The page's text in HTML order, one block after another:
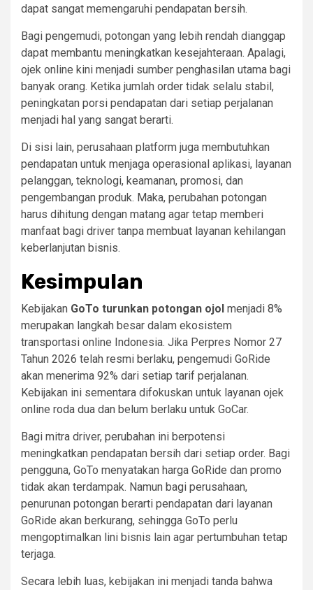
dapat sangat memengaruhi pendapatan bersih.
Bagi pengemudi, potongan yang lebih rendah dianggap
dapat membantu meningkatkan kesejahteraan. Apalagi,
ojek online kini menjadi sumber penghasilan utama bagi
banyak orang. Ketika jumlah order tidak selalu stabil,
peningkatan porsi pendapatan dari setiap perjalanan
menjadi hal yang sangat berarti.
Di sisi lain, perusahaan platform juga membutuhkan
pendapatan untuk menjaga operasional aplikasi, layanan
pelanggan, teknologi, keamanan, promosi, dan
pengembangan produk. Maka, perubahan potongan
harus dihitung dengan matang agar tetap memberi
manfaat bagi driver tanpa membuat layanan kehilangan
keberlanjutan bisnis.
Kesimpulan
Kebijakan GoTo turunkan potongan ojol menjadi 8%
merupakan langkah besar dalam ekosistem
transportasi online Indonesia. Jika Perpres Nomor 27
Tahun 2026 telah resmi berlaku, pengemudi GoRide
akan menerima 92% dari setiap tarif perjalanan.
Kebijakan ini sementara difokuskan untuk layanan ojek
online roda dua dan belum berlaku untuk GoCar.
Bagi mitra driver, perubahan ini berpotensi
meningkatkan pendapatan bersih dari setiap order. Bagi
pengguna, GoTo menyatakan harga GoRide dan promo
tidak akan terdampak. Namun bagi perusahaan,
penurunan potongan berarti pendapatan dari layanan
GoRide akan berkurang, sehingga GoTo perlu
mengoptimalkan lini bisnis lain agar pertumbuhan tetap
terjaga.
Secara lebih luas, kebijakan ini menjadi tanda bahwa